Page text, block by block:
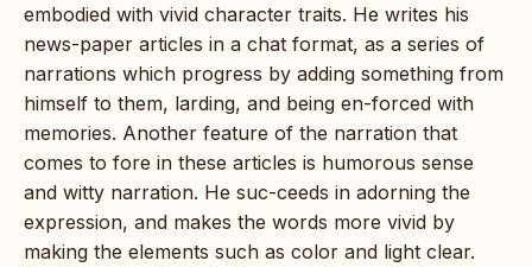
embodied with vivid character traits. He writes his
news-paper articles in a chat format, as a series of
narrations which progress by adding something from
himself to them, larding, and being en-forced with
memories. Another feature of the narration that
comes to fore in these articles is humorous sense
and witty narration. He suc-ceeds in adorning the
expression, and makes the words more vivid by
making the elements such as color and light clear.